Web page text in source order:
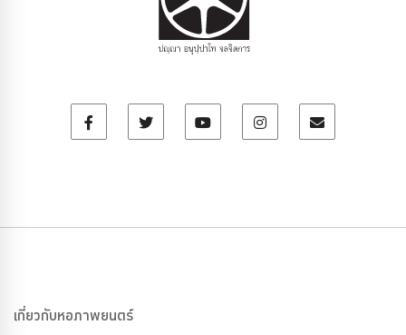
เกี่ยวกับหอภาพยนตร์